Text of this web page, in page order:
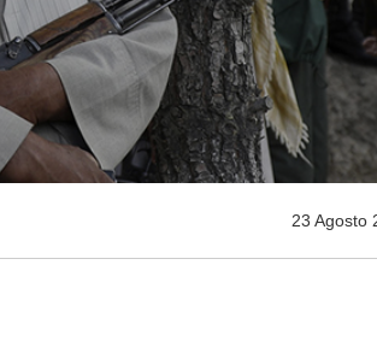
23 Agosto